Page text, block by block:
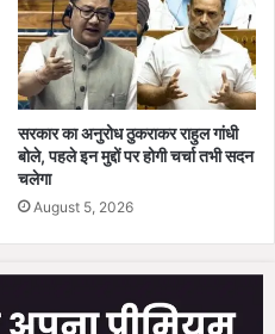
सरकार का अनुरोध ठुकराकर राहुल गांधी
बोले, पहले इन मुद्दों पर होगी चर्चा तभी सदन
चलेगा
August 5, 2026